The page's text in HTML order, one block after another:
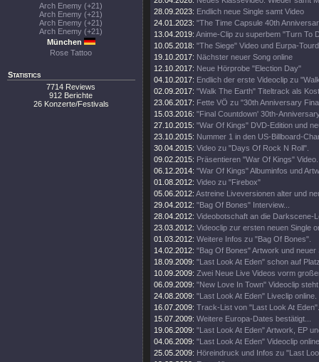
Arch Enemy (+21)
Arch Enemy (+21)
Arch Enemy (+21)
Arch Enemy (+21)
München
Rose Tattoo
Statistics
7714 Reviews
912 Berichte
26 Konzerte/Festivals
28.09.2023: Endlich neue Single samt Video
24.01.2023: "The Time Capsule 40th
13.04.2019: Anime-Clip zu superbem "Turn To
10.05.2018: "The Siege" Video und Eurpa-
19.10.2017: Nächster neuer Song online
12.10.2017: Neue Hörprobe "Election Day"
04.10.2017: Endlich der erste Videoclip zu
02.09.2017: "Walk The Earth" Titeltrack als
23.06.2017: Fette VÖ zu "30th Anniversary
15.03.2016: "Final Countdown' 30th-
27.10.2015: "War Of Kings" DVD-Edition und
23.10.2015: Nummer 1 in den US-Billboard-
30.04.2015: Video zu "Days Of Rock N Roll".
09.02.2015: Präsentieren "War Of Kings" Video.
06.12.2014: "War Of Kings" Albuminfos und
01.08.2012: Video zu "Firebox"
05.06.2012: Astreine Liveversionen alter und
29.04.2012: "Bag Of Bones" Interview...
28.04.2012: Videobotschaft an die Darkscene-
23.03.2012: Videoclip zur ersten neuen Single
01.03.2012: Weitere Infos zu "Bag Of Bones".
14.02.2012: "Bag Of Bones" Artwork und neuer
18.09.2009: "Last Look At Eden" schon auf
10.09.2009: Zwei Neue Live Videos vorm
06.09.2009: "New Love In Town" Videoclip
24.08.2009: "Last Look At Eden" Liveclip online.
16.07.2009: Track-List von "Last Look At
15.07.2009: Weitere Europa-Dates bestätigt...
19.06.2009: "Last Look At Eden" Artwork, EP
04.06.2009: "Last Look At Eden" Videoclip
25.05.2009: Höreindruck und Infos zu "Last